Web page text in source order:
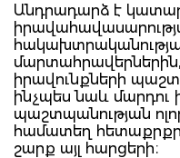
Անդրադարձ է
իրավունքների
ինչպես նաև մարդու
պաշտպանության
համատեղ
շարք այլ հարցերի։